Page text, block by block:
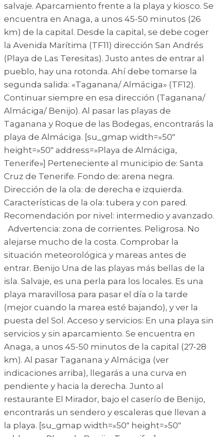
salvaje. Aparcamiento frente a la playa y kiosco. Se
encuentra en Anaga, a unos 45-50 minutos (26
km) de la capital. Desde la capital, se debe coger
la Avenida Marítima (TF11) dirección San Andrés
(Playa de Las Teresitas). Justo antes de entrar al
pueblo, hay una rotonda. Ahí debe tomarse la
segunda salida: «Taganana/ Almáciga» (TF12).
Continuar siempre en esa dirección (Taganana/
Almáciga/ Benijo). Al pasar las playas de
Taganana y Roque de las Bodegas, encontrarás la
playa de Almáciga. [su_gmap width=»50″
height=»50″ address=»Playa de Almáciga,
Tenerife»] Perteneciente al municipio de: Santa
Cruz de Tenerife. Fondo de: arena negra.
Dirección de la ola: de derecha e izquierda.
Características de la ola: tubera y con pared.
Recomendación por nivel: intermedio y avanzado.
Advertencia: zona de corrientes. Peligrosa. No
alejarse mucho de la costa. Comprobar la
situación meteorológica y mareas antes de
entrar. Benijo Una de las playas más bellas de la
isla. Salvaje, es una perla para los locales. Es una
playa maravillosa para pasar el día o la tarde
(mejor cuando la marea esté bajando), y ver la
puesta del Sol. Acceso y servicios: En una playa sin
servicios y sin aparcamiento. Se encuentra en
Anaga, a unos 45-50 minutos de la capital (27-28
km). Al pasar Taganana y Almáciga (ver
indicaciones arriba), llegarás a una curva en
pendiente y hacia la derecha. Junto al
restaurante El Mirador, bajo el caserío de Benijo,
encontrarás un sendero y escaleras que llevan a
la playa. [su_gmap width=»50″ height=»50″